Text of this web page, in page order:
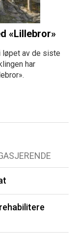
«Lillebror»
løpet av de siste
har